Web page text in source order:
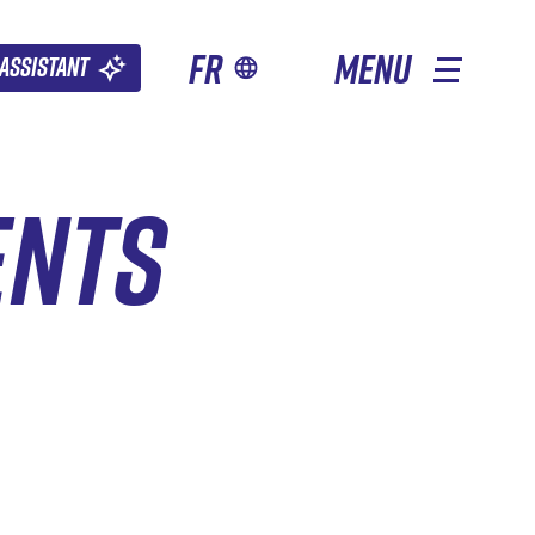
Assistant fr MENU